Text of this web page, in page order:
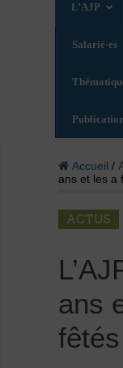
L’AJP
Salarié·es
Accueil /
ans et les a
ACTUS
ans